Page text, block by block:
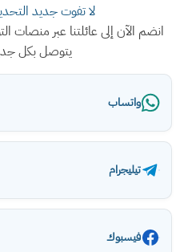
لا تفوت جديد
انضم الآن إلى عائلتنا عبر منصات
يتوصل بكل
واتساب
تيليجرام
فيسبوك